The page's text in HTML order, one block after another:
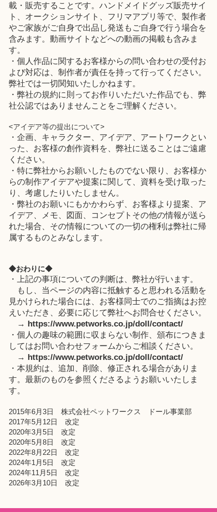
載・販売することです。ハンドメイドグッズ販売サイ
ト、オークションサイト、フリマアプリ等で、製作者
やご家族がご自身で出品し発送もご自身で行う場合を
含みます。動画サイトなどへの動画の掲載も含みま
す。
・個人作品に関するお客様からの問い合わせの受付お
よび対応は、制作者が責任を持って行ってください。
弊社では一切関知いたしかねます。
・弊社の規約に則ってお作りいただいた作品でも、弊
社公認ではありませんことをご理解ください。
<アイデア等の提出について>
・企画、キャラクター、アイデア、アートワークとい
った、お客様の創作資料を、弊社に送ることはご遠慮
ください。
・特に弊社からお願いしたものでない限り、お客様か
らの制作アイデアや提案に関して、資料を受け取った
り、考慮したりいたしません。
・弊社のお願いにもかかわらず、お客様より提案、ア
イデア、メモ、図面、コンセプトその他の情報が送ら
れた場合、その情報についての一切の権利は弊社に帰
属するものとみなします。
◆おわりに◆
・上記の事項についての判断は、弊社が行います。
もし、当ページの内容に抵触すると思われる活動を
見かけられた場合には、お客様同士でのご指摘はお控
えいただき、必要に応じて弊社へお問合せください。
→ https://www.petworks.co.jp/doll/contact/
・個人の趣味の範囲に収まらない制作、頒布につきま
してはお問い合わせフォームからご相談ください。
→ https://www.petworks.co.jp/doll/contact/
・本規約は、追加、削除、修正される場合がありま
す。最新のものを参照くださるようお願いいたしま
す。
2015年6月3日 株式会社ペットワークス ドール事業部
2017年5月12日 改定
2020年3月5日 改定
2020年5月8日 改定
2022年8月22日 改定
2024年1月5日 改定
2024年11月5日 改定
2026年3月10日 改定